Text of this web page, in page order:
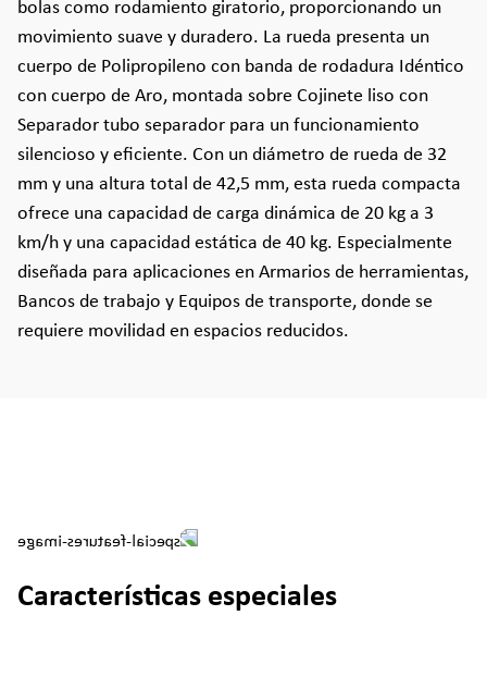
bolas como rodamiento giratorio, proporcionando un
movimiento suave y duradero. La rueda presenta un
cuerpo de Polipropileno con banda de rodadura Idéntico
con cuerpo de Aro, montada sobre Cojinete liso con
Separador tubo separador para un funcionamiento
silencioso y eficiente. Con un diámetro de rueda de 32
mm y una altura total de 42,5 mm, esta rueda compacta
ofrece una capacidad de carga dinámica de 20 kg a 3
km/h y una capacidad estática de 40 kg. Especialmente
diseñada para aplicaciones en Armarios de herramientas,
Bancos de trabajo y Equipos de transporte, donde se
requiere movilidad en espacios reducidos.
Características especiales